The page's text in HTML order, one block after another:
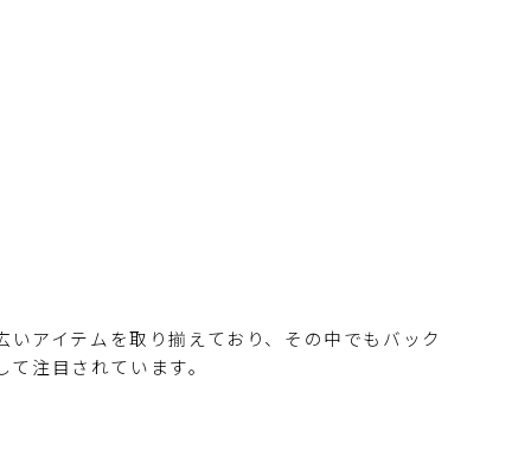
アイテムを取り揃えており、その中でもバック
注目されています。